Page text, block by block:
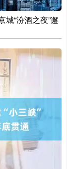
“汾酒之夜”邂